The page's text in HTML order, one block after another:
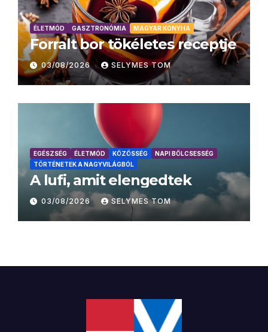
ÉLETMÓD GASZTRONÓMIA MAGYAR KONYHA
Forralt bor tökéletes receptje
03/08/2026 SELYMES TOM
EGÉSZSÉG ÉLETMÓD KÖZÖSSÉG
NAPI BÖLCSESSÉG
TÖRTÉNETEK A NAGYVILÁGBÓL
A lufi, amit elengedtek
03/08/2026 SELYMES TOM